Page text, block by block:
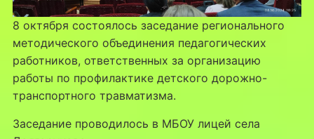
8 октября состоялось заседание регионального
методического объединения педагогических
работников, ответственных за организацию
работы по профилактике детского дорожно-
транспортного травматизма.
Заседание проводилось в МБОУ лицей села